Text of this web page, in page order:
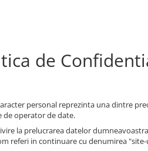
de
personal reprezinta una dintre
de operator de date.
la prelucrarea datelor
referi in continuare cu denumirea "site-